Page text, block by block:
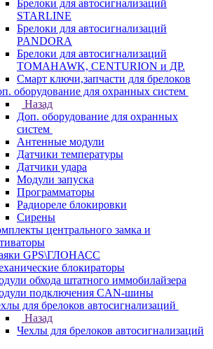
Брелоки для автосигнализаций
STARLINE
Брелоки для автосигнализаций
PANDORA
Брелоки для автосигнализаций
TOMAHAWK, CENTURION и ДР.
Смарт ключи,запчасти для брелоков
оборудование для охранных систем
Назад
Доп. оборудование для охранных
систем
Антенные модули
Датчики температуры
Датчики удара
Модули запуска
Программаторы
Радиореле блокировки
Сирены
центрального замка и
GPS\ГЛОНАСС
блокираторы
обхода штатного иммобилайзера
подключения CAN-шины
для брелоков автосигнализаций
Назад
Чехлы для брелоков автосигнализаций